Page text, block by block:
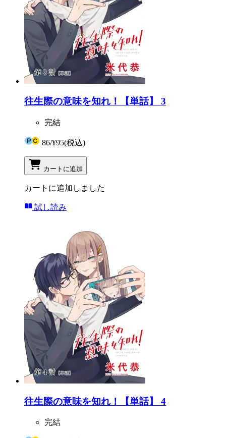
往生際の意味を知れ！【単話】 3
完結
86/¥95(税込)
カートに追加
カートに追加しました
試し読み
往生際の意味を知れ！【単話】 4
完結